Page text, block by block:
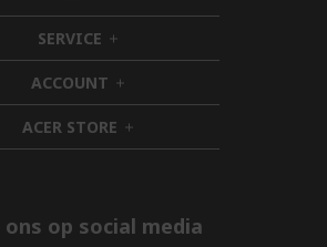
i
d
d
e
n
SERVICE h
i
d
d
e
n
ACCOUNT h
i
d
d
ACER STORE h
i
e
ons op social media